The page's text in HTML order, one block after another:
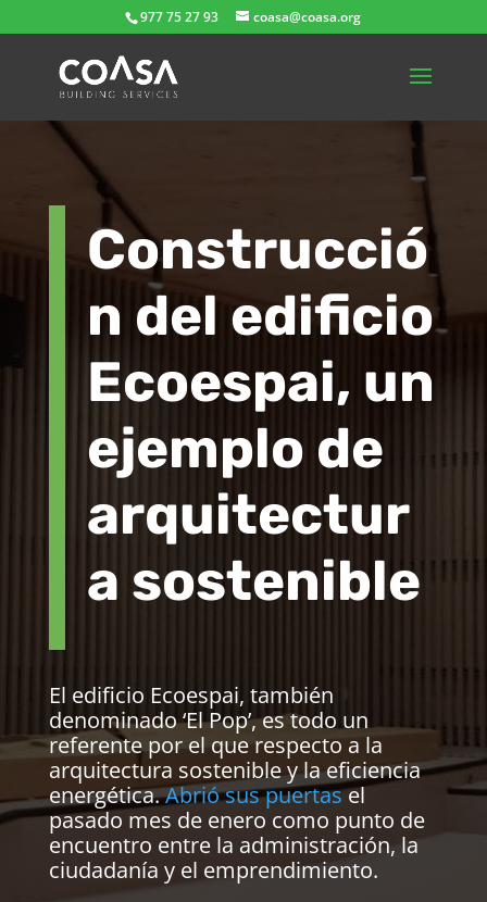
977 75 27 93 coasa@coasa.org
Construcció
n del edificio
Ecoespai, un
ejemplo de
arquitectur
a sostenible
El edificio Ecoespai, también
denominado ‘El Pop’, es todo un
referente por el que respecto a la
arquitectura sostenible y la eficiencia
energética.Abrió sus puertasel
pasado mes de enero como punto de
encuentro entre la administración, la
ciudadanía y el emprendimiento.